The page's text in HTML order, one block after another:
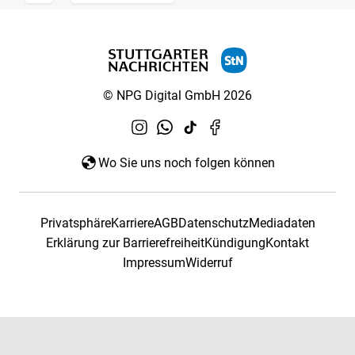
© NPG Digital GmbH 2026
Wo Sie uns noch folgen können
PrivatsphäreKarriereAGBDatenschutzMediadaten
Erklärung zur BarrierefreiheitKündigungKontakt
ImpressumWiderruf